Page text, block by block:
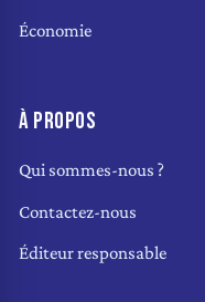
Économie
À PROPOS
Qui sommes-nous ?
Contactez-nous
Éditeur responsable